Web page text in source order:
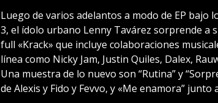
Luego de varios adelantos a modo de EP bajo
3, el ídolo urbano Lenny Tavárez sorprende a
full «Krack» que incluye colaboraciones
línea como Nicky Jam, Justin Quiles, Dalex,
Una muestra de lo nuevo son “Rutina” y
de Alexis y Fido y Fevvo, y «Me enamora” junto